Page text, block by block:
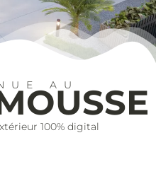
AU
100% digital